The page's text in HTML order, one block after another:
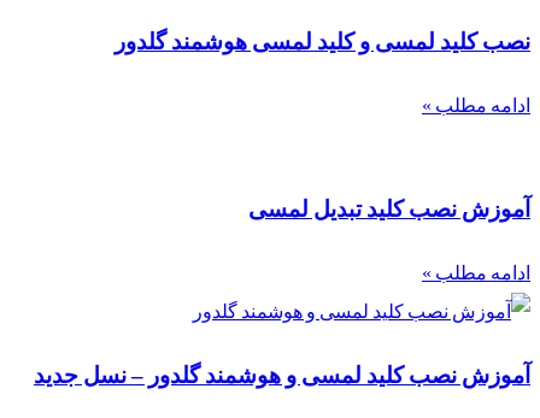
نصب کلید لمسی و کلید لمسی هوشمند گلدور
ادامه مطلب »
آموزش نصب کلید تبدیل لمسی
ادامه مطلب »
آموزش نصب کلید لمسی و هوشمند گلدور – نسل جدید